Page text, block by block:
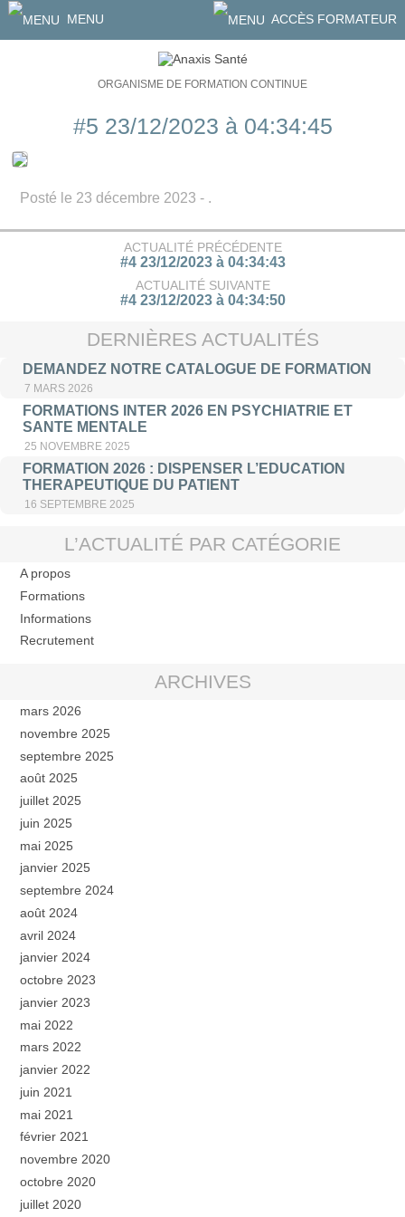
MENU ACCÈS FORMATEUR
ORGANISME DE FORMATION CONTINUE
#5 23/12/2023 à 04:34:45
Posté le 23 décembre 2023 - .
ACTUALITÉ PRÉCÉDENTE
#4 23/12/2023 à 04:34:43
ACTUALITÉ SUIVANTE
#4 23/12/2023 à 04:34:50
DERNIÈRES ACTUALITÉS
DEMANDEZ NOTRE CATALOGUE DE FORMATION
7 MARS 2026
FORMATIONS INTER 2026 EN PSYCHIATRIE ET
SANTE MENTALE
25 NOVEMBRE 2025
FORMATION 2026 : DISPENSER L’EDUCATION
THERAPEUTIQUE DU PATIENT
16 SEPTEMBRE 2025
L’ACTUALITÉ PAR CATÉGORIE
A propos
Formations
Informations
Recrutement
ARCHIVES
mars 2026
novembre 2025
septembre 2025
août 2025
juillet 2025
juin 2025
mai 2025
janvier 2025
septembre 2024
août 2024
avril 2024
janvier 2024
octobre 2023
janvier 2023
mai 2022
mars 2022
janvier 2022
juin 2021
mai 2021
février 2021
novembre 2020
octobre 2020
juillet 2020